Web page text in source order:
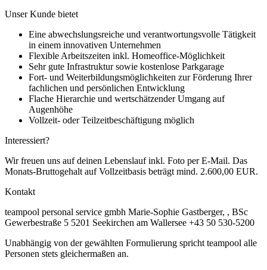
Unser Kunde bietet
Eine abwechslungsreiche und verantwortungsvolle Tätigkeit
in einem innovativen Unternehmen
Flexible Arbeitszeiten inkl. Homeoffice-Möglichkeit
Sehr gute Infrastruktur sowie kostenlose Parkgarage
Fort- und Weiterbildungsmöglichkeiten zur Förderung Ihrer
fachlichen und persönlichen Entwicklung
Flache Hierarchie und wertschätzender Umgang auf
Augenhöhe
Vollzeit- oder Teilzeitbeschäftigung möglich
Interessiert?
Wir freuen uns auf deinen Lebenslauf inkl. Foto per E-Mail. Das
Monats-Bruttogehalt auf Vollzeitbasis beträgt mind. 2.600,00 EUR.
Kontakt
teampool personal service gmbh Marie-Sophie Gastberger, , BSc
Gewerbestraße 5 5201 Seekirchen am Wallersee +43 50 530-5200
Unabhängig von der gewählten Formulierung spricht teampool alle
Personen stets gleichermaßen an.